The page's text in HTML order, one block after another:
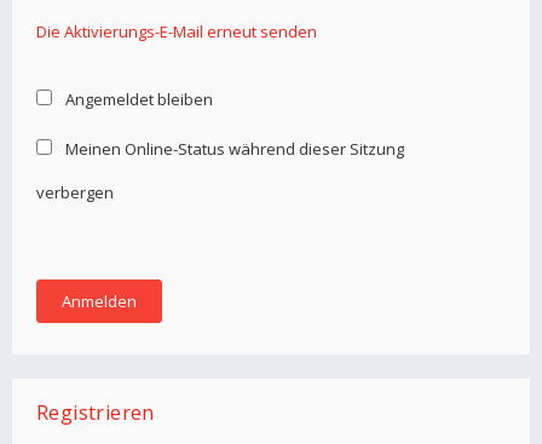
Die Aktivierungs-E-Mail erneut senden
Angemeldet bleiben
Meinen Online-Status während dieser Sitzung
verbergen
Registrieren